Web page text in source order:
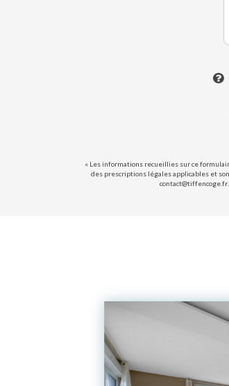
« Les informations recueillies sur ce
des prescriptions légales applicables et